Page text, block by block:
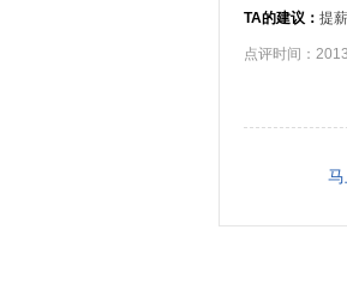
TA的建议： 提
点评时间：